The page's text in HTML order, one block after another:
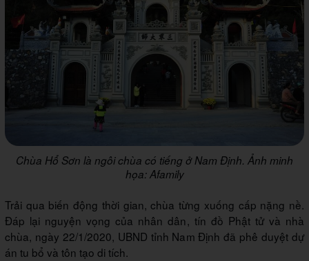
Chùa Hổ Sơn là ngôi chùa có tiếng ở Nam Định. Ảnh minh
họa: Afamily
Trải qua biến động thời gian, chùa từng xuống cấp nặng nề.
Đáp lại nguyện vọng của nhân dân, tín đồ Phật tử và nhà
chùa, ngày 22/1/2020, UBND tỉnh Nam Định đã phê duyệt dự
án tu bổ và tôn tạo di tích.